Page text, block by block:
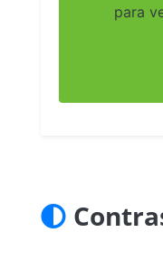
para